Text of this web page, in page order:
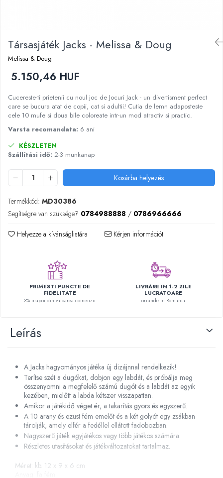
Zenei eszközök gyerekeknek
Zenélő körhinták
Szerepjátékok
Gyerekkonyhák
Gyerek munkapadok
Kézbábok
Varázs fúrógép
Reborn babák
Dínós játékok
Háziállat figurák
Plüss figurák
Montessori játékok
Különleges igények és Down-
szindróma
Ábécés játékok
Numberblocks készletek
Kirakós játékok
Klasszikus kirakós
Formakirakós
Padlók kirakós
IQ kirakós
Baba játékok
Csörgők
Ajándékok 10 éves gyerekeknek
Ajándékok 11 éves gyerekeknek
Ajándékok 12 éves gyerekeknek
Társasjáték Jacks - Melissa & Doug
Melissa & Doug
5.150,46 HUF
Cucereste-ti prietenii cu noul joc de Jocuri Jack - un divertisment perfect
care se bucura atat de copii, cat si adultii! Cutia de lemn adaposteste
cele 10 mufe si doua bile coloreate intr-un mod atractiv si practic.
Varsta recomandata: 6 ani
KÉSZLETEN
Szállítási idő: 2-3 munkanap
Kosárba helyezés
Termékkód: MD30386
Segítségre van szüksége? 0784988888 / 0786966666
Helyezze a kívánságlistára Kérjen információt
PRIMESTI PUNCTE DE
FIDELITATE
3% inapoi din valoarea comenzii
LIVRARE IN 1-2 ZILE
LUCRATOARE
oriunde in Romania
Leírás
A Jacks hagyományos játéka új dizájnnal rendelkezik!
Terítse szét a dugókat, dobjon egy labdát, és próbálja meg
összenyomni a megfelelő számú dugót és a labdát az egyik
kezében, mielőtt a labda kétszer visszapattan.
Amikor a játékidő véget ér, a takarítás gyors és egyszerű.
A 10 arany és ezüst fém emelőt és a két golyót egy zsákban
tárolják, amely elfér a fedéllel ellátott fadobozban.
Nagyszerű játék egyjátékos vagy több játékos számára.
Részletes utasításokat és játékváltozatokat tartalmaz.
Méret: kb. 12 x 9 x 6 cm